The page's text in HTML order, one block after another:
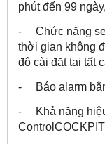
phút đến 99
- Chức năng
thời gian không
độ cài đặt tại tất
- Báo alarm
- Khả năng hiệu